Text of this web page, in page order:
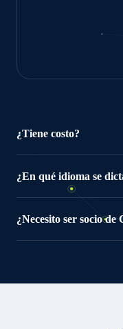
¿Tiene costo?
¿En qué idioma se
¿Necesito ser socio